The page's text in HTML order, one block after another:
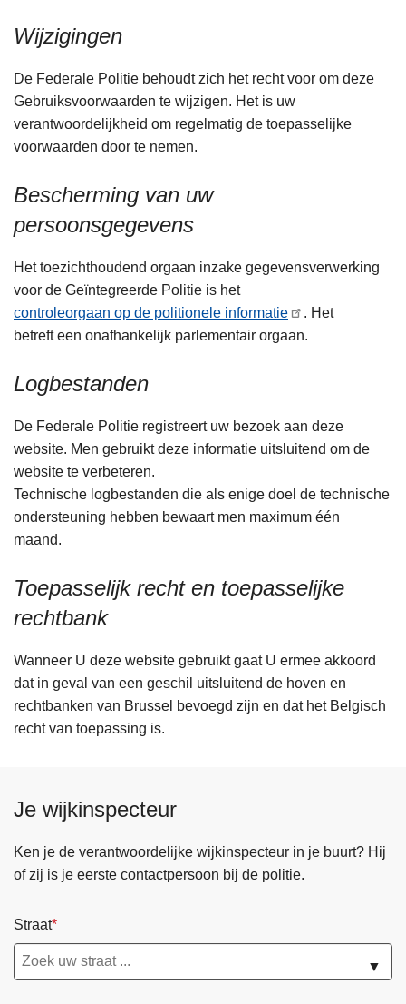
Wijzigingen
De Federale Politie behoudt zich het recht voor om deze
Gebruiksvoorwaarden te wijzigen. Het is uw
verantwoordelijkheid om regelmatig de toepasselijke
voorwaarden door te nemen.
Bescherming van uw
persoonsgegevens
Het toezichthoudend orgaan inzake gegevensverwerking
voor de Geïntegreerde Politie is het
controleorgaan op de politionele informatie
. Het
betreft een onafhankelijk parlementair orgaan.
Logbestanden
De Federale Politie registreert uw bezoek aan deze
website. Men gebruikt deze informatie uitsluitend om de
website te verbeteren.
Technische logbestanden die als enige doel de technische
ondersteuning hebben bewaart men maximum één
maand.
Toepasselijk recht en toepasselijke
rechtbank
Wanneer U deze website gebruikt gaat U ermee akkoord
dat in geval van een geschil uitsluitend de hoven en
rechtbanken van Brussel bevoegd zijn en dat het Belgisch
recht van toepassing is.
Je wijkinspecteur
Ken je de verantwoordelijke wijkinspecteur in je buurt? Hij
of zij is je eerste contactpersoon bij de politie.
Straat
▼